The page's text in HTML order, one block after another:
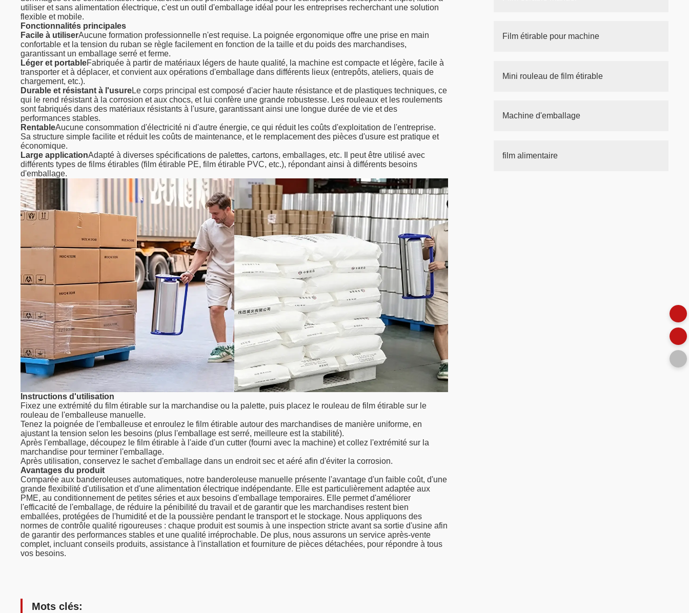
utiliser et sans alimentation électrique, c'est un outil d'emballage idéal pour les entreprises recherchant une solution
flexible et mobile.
Fonctionnalités principales
Facile à utiliserAucune formation professionnelle n'est requise. La poignée ergonomique offre une prise en main
confortable et la tension du ruban se règle facilement en fonction de la taille et du poids des marchandises,
garantissant un emballage serré et ferme.
Léger et portableFabriquée à partir de matériaux légers de haute qualité, la machine est compacte et légère, facile à
transporter et à déplacer, et convient aux opérations d'emballage dans différents lieux (entrepôts, ateliers, quais de
chargement, etc.).
Durable et résistant à l'usureLe corps principal est composé d'acier haute résistance et de plastiques techniques, ce
qui le rend résistant à la corrosion et aux chocs, et lui confère une grande robustesse. Les rouleaux et les roulements
sont fabriqués dans des matériaux résistants à l'usure, garantissant ainsi une longue durée de vie et des
performances stables.
RentableAucune consommation d'électricité ni d'autre énergie, ce qui réduit les coûts d'exploitation de l'entreprise.
Sa structure simple facilite et réduit les coûts de maintenance, et le remplacement des pièces d'usure est pratique et
économique.
Large applicationAdapté à diverses spécifications de palettes, cartons, emballages, etc. Il peut être utilisé avec
différents types de films étirables (film étirable PE, film étirable PVC, etc.), répondant ainsi à différents besoins
d'emballage.
Instructions d'utilisation
Fixez une extrémité du film étirable sur la marchandise ou la palette, puis placez le rouleau de film étirable sur le
rouleau de l'emballeuse manuelle.
Tenez la poignée de l'emballeuse et enroulez le film étirable autour des marchandises de manière uniforme, en
ajustant la tension selon les besoins (plus l'emballage est serré, meilleure est la stabilité).
Après l'emballage, découpez le film étirable à l'aide d'un cutter (fourni avec la machine) et collez l'extrémité sur la
marchandise pour terminer l'emballage.
Après utilisation, conservez le sachet d'emballage dans un endroit sec et aéré afin d'éviter la corrosion.
Avantages du produit
Comparée aux banderoleuses automatiques, notre banderoleuse manuelle présente l'avantage d'un faible coût, d'une
grande flexibilité d'utilisation et d'une alimentation électrique indépendante. Elle est particulièrement adaptée aux
PME, au conditionnement de petites séries et aux besoins d'emballage temporaires. Elle permet d'améliorer
l'efficacité de l'emballage, de réduire la pénibilité du travail et de garantir que les marchandises restent bien
emballées, protégées de l'humidité et de la poussière pendant le transport et le stockage. Nous appliquons des
normes de contrôle qualité rigoureuses : chaque produit est soumis à une inspection stricte avant sa sortie d'usine afin
de garantir des performances stables et une qualité irréprochable. De plus, nous assurons un service après-vente
complet, incluant conseils produits, assistance à l'installation et fourniture de pièces détachées, pour répondre à tous
vos besoins.
Mots clés:
Film étirable pour machine
Mini rouleau de film étirable
Machine d'emballage
film alimentaire